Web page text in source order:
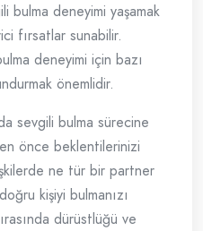
bulma deneyimi yaşamak
fırsatlar sunabilir.
deneyimi için bazı
önemlidir.
sevgili bulma sürecine
önce beklentilerinizi
ne tür bir partner
kişiyi bulmanızı
dürüstlüğü ve